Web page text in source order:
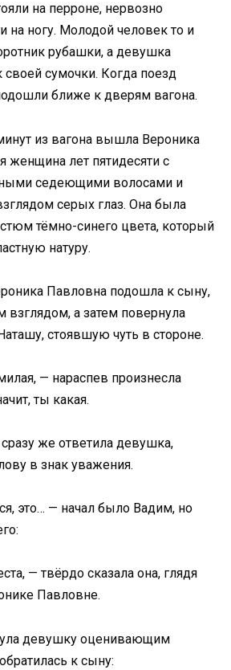
на перроне, нервозно
на ногу. Молодой человек то и
рубашки, а девушка
сумочки. Когда поезд
ближе к дверям вагона.
из вагона вышла Вероника
женщина лет пятидесяти с
седеющими волосами и
серых глаз. Она была
тёмно-синего цвета, который
натуру.
Павловна подошла к сыну,
взглядом, а затем повернула
стоявшую чуть в стороне.
— нараспев произнесла
ты какая.
же ответила девушка,
в знак уважения.
это… — начал было Вадим, но
— твёрдо сказала она, глядя
Павловне.
девушку оценивающим
к сыну: